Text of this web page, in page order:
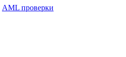
AML проверки